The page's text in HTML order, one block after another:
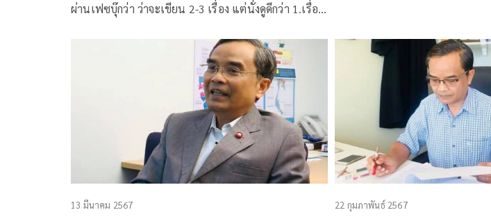
ผ่านเฟซบุ๊กว่า ว่าจะเขียน 2-3 เรื่อง แต่นั่งดูดีกว่า 1.เรื่อง
13 มีนาคม 2567 22 กุมภาพันธ์ 2567